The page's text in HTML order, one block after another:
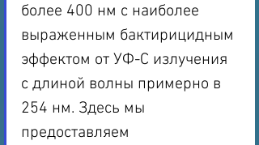
более 400 нм с наиболее
выраженным бактирицидным
эффектом от УФ-С излучения
с длиной волны примерно в
254 нм. Здесь мы
предоставляем